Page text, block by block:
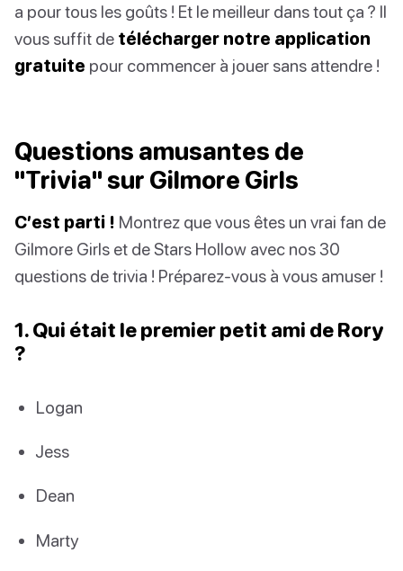
a pour tous les goûts ! Et le meilleur dans tout ça ? Il
vous suffit de télécharger notre application
gratuite pour commencer à jouer sans attendre !
Questions amusantes de
"Trivia" sur Gilmore Girls
C’est parti ! Montrez que vous êtes un vrai fan de
Gilmore Girls et de Stars Hollow avec nos 30
questions de trivia ! Préparez-vous à vous amuser !
1. Qui était le premier petit ami de Rory
?
Logan
Jess
Dean
Marty